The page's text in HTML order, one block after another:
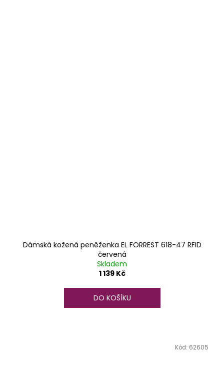
Dámská kožená peněženka EL FORREST 618-47 RFID
červená
Skladem
1 139 Kč
DO KOŠÍKU
Kód: 62605